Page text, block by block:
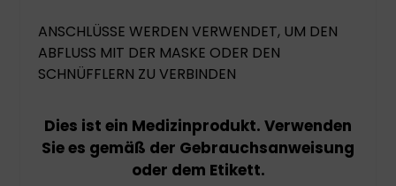
ANSCHLÜSSE WERDEN VERWENDET, UM DEN
ABFLUSS MIT DER MASKE ODER DEN
SCHNÜFFLERN ZU VERBINDEN
Dies ist ein Medizinprodukt. Verwenden
Sie es gemäß der Gebrauchsanweisung
oder dem Etikett.